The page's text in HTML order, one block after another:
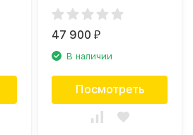
R2282I
47 900₽
В наличии
Посмотреть